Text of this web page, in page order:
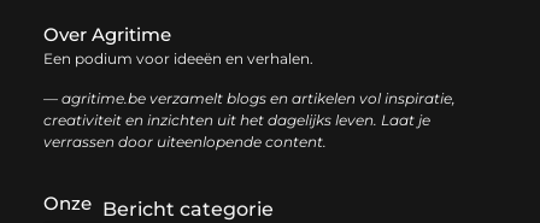
Over Agritime
Een podium voor ideeën en verhalen.
— agritime.be verzamelt blogs en artikelen vol inspiratie,
creativiteit en inzichten uit het dagelijks leven. Laat je
verrassen door uiteenlopende content.
Onze Bericht categorie